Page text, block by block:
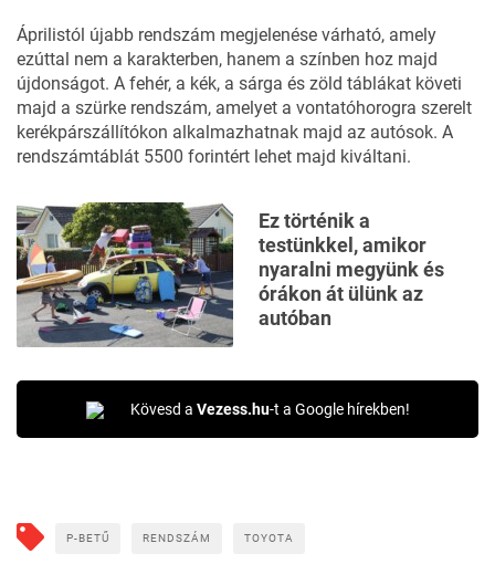
Áprilistól újabb rendszám megjelenése várható, amely
ezúttal nem a karakterben, hanem a színben hoz majd
újdonságot. A fehér, a kék, a sárga és zöld táblákat követi
majd a szürke rendszám, amelyet a vontatóhorogra szerelt
kerékpárszállítókon alkalmazhatnak majd az autósok. A
rendszámtáblát 5500 forintért lehet majd kiváltani.
Ez történik a
testünkkel, amikor
nyaralni megyünk és
órákon át ülünk az
autóban
Kövesd a Vezess.hu-t a Google hírekben!
P-BETŰ RENDSZÁM TOYOTA